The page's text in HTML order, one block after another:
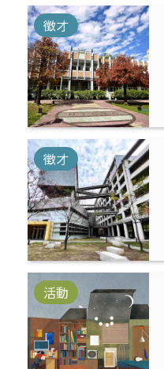
徵才
徵才
活動